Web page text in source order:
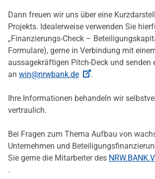
Dann freuen wir uns über eine
Projekts. Idealerweise verwenden Sie
„Finanzierungs-Check –
Formulare), gerne in Verbindung mit
aussagekräftigen Pitch-Deck und senden
an win@nrwbank.de .
Ihre Informationen behandeln wir
vertraulich.
Bei Fragen zum Thema Aufbau von
Unternehmen und
Sie gerne die Mitarbeiter des
.